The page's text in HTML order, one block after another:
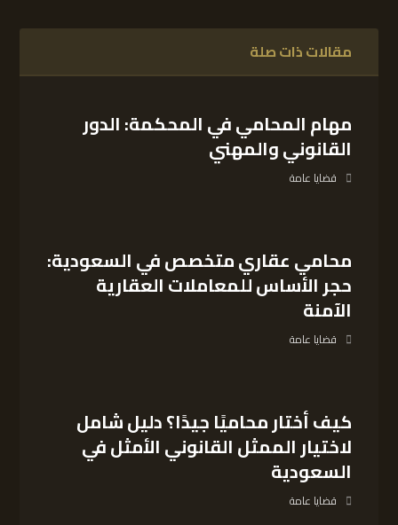
مقالات ذات صلة
مهام المحامي في المحكمة: الدور
القانوني والمهني
قضايا عامة
محامي عقاري متخصص في السعودية:
حجر الأساس للمعاملات العقارية
الآمنة
قضايا عامة
كيف أختار محاميًا جيدًا؟ دليل شامل
لاختيار الممثل القانوني الأمثل في
السعودية
قضايا عامة